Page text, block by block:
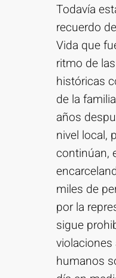
Todavía
recuerdo
Vida que
ritmo de
históricas
de la
años
nivel local,
continúan,
miles de
por la
sigue
humanos